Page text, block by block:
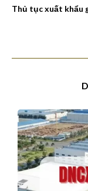
Thủ tục xuất khẩu